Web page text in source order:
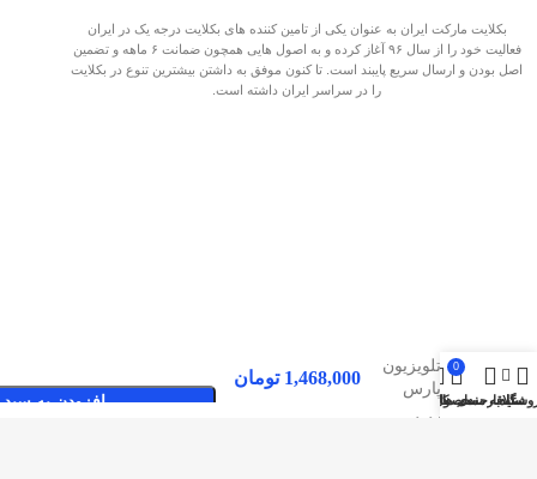
بکلایت مارکت ایران به عنوان یکی از تامین کننده های بکلایت درجه یک در ایران
فعالیت خود را از سال ۹۶ آغاز کرده و به اصول هایی همچون ضمانت ۶ ماهه و تضمین
اصل بودن و ارسال سریع پایبند است. تا کنون موفق به داشتن بیشترین تنوع در بکلایت
را در سراسر ایران داشته است.
صفحات پربازدید
تلویزیون
پارس
JA39DHNS
1,468,000 تومان
افزودن به سبد سایدبار
علاقه مندی ها
0
محصول
حساب کاربری من